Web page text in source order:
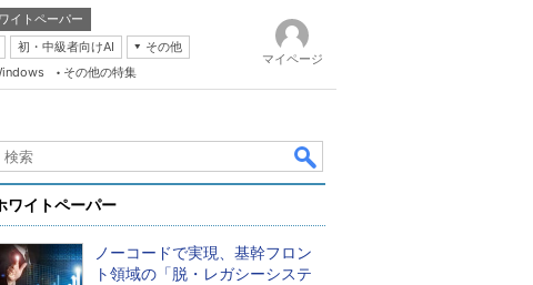
イトペーパー
初・中級者向けAI
その他
その他の特集
マイページ
ワイトペーパー
ノーコードで実現、基幹フロン
ト領域の「脱・レガシーシステ